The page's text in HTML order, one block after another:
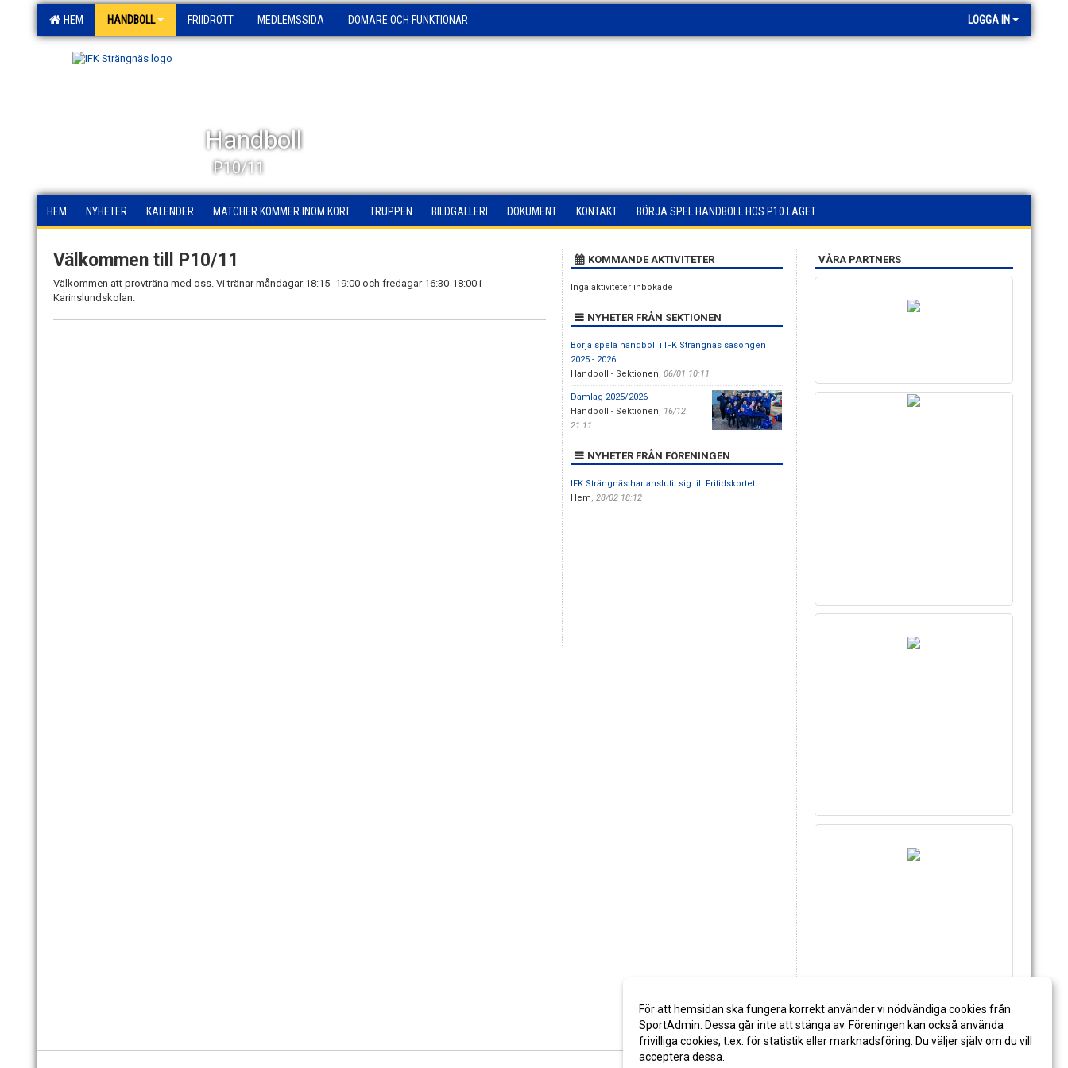
HEM HANDBOLL FRIIDROTT MEDLEMSSIDA DOMARE OCH FUNKTIONÄR LOGGA IN
Handboll
P10/11
HEM NYHETER KALENDER MATCHER KOMMER INOM KORT TRUPPEN BILDGALLERI DOKUMENT KONTAKT BÖRJA SPEL HANDBOLL HOS P10 LAGET
Välkommen till P10/11
Välkommen att provträna med oss. Vi tränar måndagar 18:15 -19:00 och fredagar 16:30-18:00 i
Karinslundskolan.
KOMMANDE AKTIVITETER
Inga aktiviteter inbokade
NYHETER FRÅN SEKTIONEN
Börja spela handboll i IFK Strängnäs säsongen
2025 - 2026
Handboll - Sektionen, 06/01 10:11
Damlag 2025/2026
Handboll - Sektionen, 16/12
21:11
NYHETER FRÅN FÖRENINGEN
IFK Strängnäs har anslutit sig till Fritidskortet.
Hem, 28/02 18:12
VÅRA PARTNERS
För att hemsidan ska fungera korrekt använder vi nödvändiga cookies från
SportAdmin. Dessa går inte att stänga av. Föreningen kan också använda
frivilliga cookies, t.ex. för statistik eller marknadsföring. Du väljer själv om du vill
acceptera dessa.